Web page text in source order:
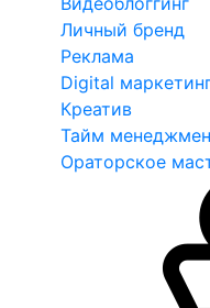
Личный бренд
Реклама
Digital
Креатив
Тайм
Ораторское